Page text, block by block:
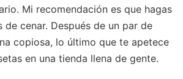
Mi recomendación es que hagas
de cenar. Después de un par de
copiosa, lo último que te apetece
en una tienda llena de gente.